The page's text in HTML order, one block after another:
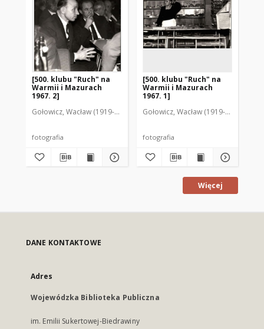
[500. klubu "Ruch" na
Warmii i Mazurach
1967. 2]
Gołowicz, Wacław (1919-1983). Fot.
fotografia
[500. klubu "Ruch" na
Warmii i Mazurach
1967. 1]
Gołowicz, Wacław (1919-1983). Fot.
fotografia
Więcej
DANE KONTAKTOWE
Adres
Wojewódzka Biblioteka Publiczna
im. Emilii Sukertowej-Biedrawiny